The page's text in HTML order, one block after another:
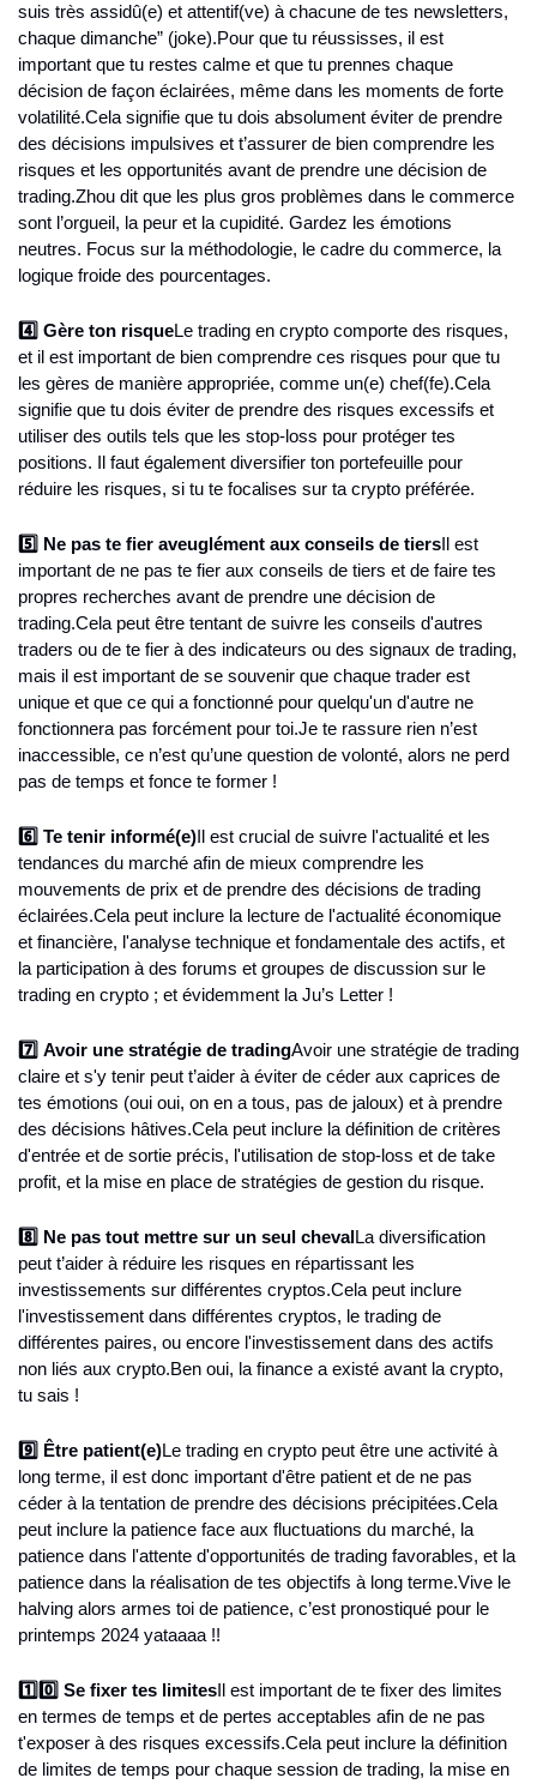
suis très assidû(e) et attentif(ve) à chacune de tes newsletters,
chaque dimanche” (joke).Pour que tu réussisses, il est
important que tu restes calme et que tu prennes chaque
décision de façon éclairées, même dans les moments de forte
volatilité.Cela signifie que tu dois absolument éviter de prendre
des décisions impulsives et t’assurer de bien comprendre les
risques et les opportunités avant de prendre une décision de
trading.Zhou dit que les plus gros problèmes dans le commerce
sont l’orgueil, la peur et la cupidité. Gardez les émotions
neutres. Focus sur la méthodologie, le cadre du commerce, la
logique froide des pourcentages.
4️⃣ Gère ton risqueLe trading en crypto comporte des risques,
et il est important de bien comprendre ces risques pour que tu
les gères de manière appropriée, comme un(e) chef(fe).Cela
signifie que tu dois éviter de prendre des risques excessifs et
utiliser des outils tels que les stop-loss pour protéger tes
positions. Il faut également diversifier ton portefeuille pour
réduire les risques, si tu te focalises sur ta crypto préférée.
5️⃣ Ne pas te fier aveuglément aux conseils de tiersIl est
important de ne pas te fier aux conseils de tiers et de faire tes
propres recherches avant de prendre une décision de
trading.Cela peut être tentant de suivre les conseils d'autres
traders ou de te fier à des indicateurs ou des signaux de trading,
mais il est important de se souvenir que chaque trader est
unique et que ce qui a fonctionné pour quelqu'un d'autre ne
fonctionnera pas forcément pour toi.Je te rassure rien n’est
inaccessible, ce n’est qu’une question de volonté, alors ne perd
pas de temps et fonce te former !
6️⃣ Te tenir informé(e)Il est crucial de suivre l'actualité et les
tendances du marché afin de mieux comprendre les
mouvements de prix et de prendre des décisions de trading
éclairées.Cela peut inclure la lecture de l'actualité économique
et financière, l'analyse technique et fondamentale des actifs, et
la participation à des forums et groupes de discussion sur le
trading en crypto ; et évidemment la Ju’s Letter !
7️⃣ Avoir une stratégie de tradingAvoir une stratégie de trading
claire et s'y tenir peut t’aider à éviter de céder aux caprices de
tes émotions (oui oui, on en a tous, pas de jaloux) et à prendre
des décisions hâtives.Cela peut inclure la définition de critères
d'entrée et de sortie précis, l'utilisation de stop-loss et de take
profit, et la mise en place de stratégies de gestion du risque.
8️⃣ Ne pas tout mettre sur un seul chevalLa diversification
peut t’aider à réduire les risques en répartissant les
investissements sur différentes cryptos.Cela peut inclure
l'investissement dans différentes cryptos, le trading de
différentes paires, ou encore l'investissement dans des actifs
non liés aux crypto.Ben oui, la finance a existé avant la crypto,
tu sais !
9️⃣ Être patient(e)Le trading en crypto peut être une activité à
long terme, il est donc important d'être patient et de ne pas
céder à la tentation de prendre des décisions précipitées.Cela
peut inclure la patience face aux fluctuations du marché, la
patience dans l'attente d'opportunités de trading favorables, et la
patience dans la réalisation de tes objectifs à long terme.Vive le
halving alors armes toi de patience, c’est pronostiqué pour le
printemps 2024 yataaaa !!
1️⃣0️⃣ Se fixer tes limitesIl est important de te fixer des limites
en termes de temps et de pertes acceptables afin de ne pas
t'exposer à des risques excessifs.Cela peut inclure la définition
de limites de temps pour chaque session de trading, la mise en